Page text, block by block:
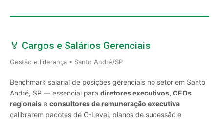
🏅 Cargos e Salários Gerenciais
Gestão e liderança • Santo André/SP
Benchmark salarial de posições gerenciais no setor em Santo
André, SP — essencial para diretores executivos, CEOs
regionais e consultores de remuneração executiva
calibrarem pacotes de C-Level, planos de sucessão e